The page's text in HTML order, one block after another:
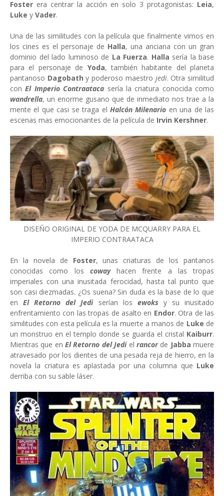
Foster era centrar la acción en solo 3 protagonistas: Leia,
Luke y Vader.
Una de las similitudes con la película que finalmente vimos en
los cines es el personaje de Halla, una anciana con un gran
dominio del lado luminoso de La Fuerza. Halla sería la base
para el personaje de Yoda, también habitante del planeta
pantanoso Dagobathy poderoso maestro jedi. Otra similitud
conEl Imperio Contraataca sería la criatura conocida como
wandrella, un enorme gusano que de inmediato nos trae a la
mente el que casi se traga el Halcón Milenario en una de las
escenas mas emocionantes de la película de Irvin Kershner.
DISEÑO ORIGINAL DE YODA DE MCQUARRY PARA EL
IMPERIO CONTRAATACA
En la novela de Foster, unas criaturas de los pantanos
conocidas como los coway hacen frente a las tropas
imperiales con una inusitada ferocidad, hasta tal punto que
son casi diezmadas. ¿Os suena? Sin duda es la base de lo que
enEl Retorno del Jediserían los ewoks y su inusitado
enfrentamiento con las tropas de asalto en Endor. Otra de las
similitudes con esta película es la muerte a manos de Luke de
un monstruo en el templo donde se guarda el cristal Kaiburr.
Mientras que enEl Retorno del Jedi el rancor de Jabbamuere
atravesado por los dientes de una pesada reja de hierro, en la
novela la criatura es aplastada por una columna que Luke
derriba con su sable láser.